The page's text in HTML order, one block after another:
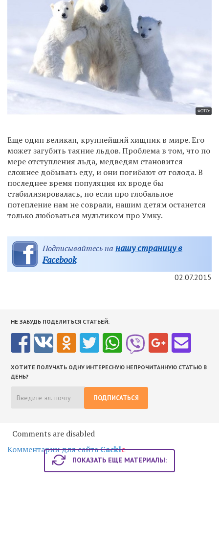
ФОТО:
Еще один великан, крупнейший хищник в мире. Его
может загубить таяние льдов. Проблема в том, что по
мере отступления льда, медведям становится
сложнее добывать еду, и они погибают от голода. В
последнее время популяция их вроде бы
стабилизировалась, но если про глобальное
потепление нам не соврали, нашим детям останется
только любоваться мультиком про Умку.
Подписывайтесь на нашу страницу в
Facebook
02.07.2015
НЕ ЗАБУДЬ ПОДЕЛИТЬСЯ СТАТЬЕЙ:
ХОТИТЕ ПОЛУЧАТЬ ОДНУ ИНТЕРЕСНУЮ НЕПРОЧИТАННУЮ СТАТЬЮ В
ДЕНЬ?
ПОДПИСАТЬСЯ
Comments are disabled
Комментарии для сайтаCackle
ПОКАЗАТЬ ЕЩЕ МАТЕРИАЛЫ: